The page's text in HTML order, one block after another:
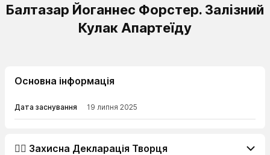
Балтазар Йоганнес Форстер. Залізний
Кулак Апартеїду
Основна інформація
Дата заснування 19 липня 2025
👨‍⚖️ Захисна Декларація Творця